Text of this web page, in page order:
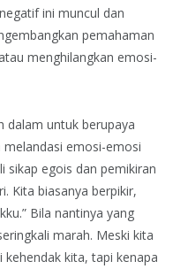
ini muncul dan
pemahaman
menghilangkan emosi-
dalam untuk berupaya
emosi-emosi
sikap egois dan pemikiran
Kita biasanya berpikir,
Bila nantinya yang
marah. Meski kita
kehendak kita, tapi kenapa